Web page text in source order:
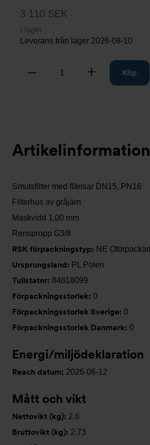
3 110 SEK
I lager
Leverans från lager 2026-08-10
Ta bort Lägg tillKöp
Artikelinformation
Smutsfilter med flänsar DN15, PN16
Filterhus av gråjärn
Maskvidd 1,00 mm
Renspropp G3/8
RSK förpackningstyp: NE Oförpackad
Ursprungsland: PL Polen
Tullstatnr: 84818099
Förpackningsstorlek: 0
Förpackningsstorlek Sverige: 0
Förpackningsstorlek Danmark: 0
Energi/miljödeklaration
Reach datum: 2026-06-12
Mått och vikt
Nettovikt (kg): 2.6
Bruttovikt (kg): 2.73